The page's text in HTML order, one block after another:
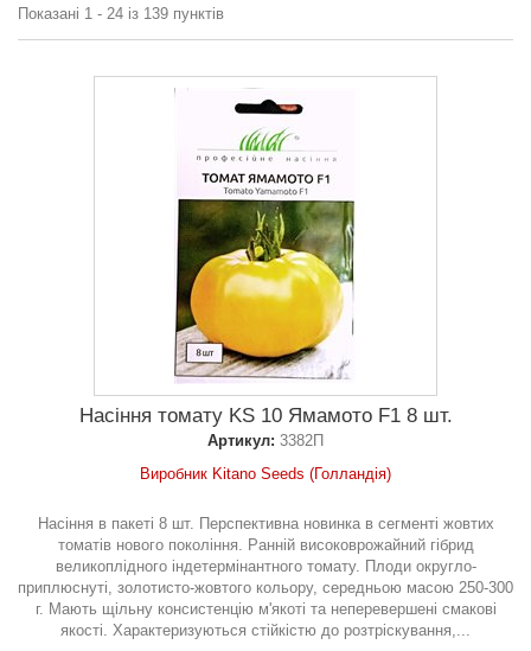
Показані 1 - 24 із 139 пунктів
Насіння томату KS 10 Ямамото F1 8 шт.
Артикул: 3382П
Виробник Kitano Seeds (Голландія)
Насіння в пакеті 8 шт. Перспективна новинка в сегменті жовтих
томатів нового покоління. Ранній високоврожайний гібрид
великоплідного індетермінантного томату. Плоди округло-
приплюснуті, золотисто-жовтого кольору, середньою масою 250-300
г. Мають щільну консистенцію м'якоті та неперевершені смакові
якості. Характеризуються стійкістю до розтріскування,...